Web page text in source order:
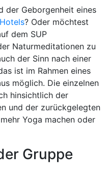
der Geborgenheit eines
? Oder möchtest
dem SUP
Naturmeditationen zu
der Sinn nach einer
ist im Rahmen eines
möglich. Die einzelnen
hinsichtlich der
und der zurückgelegten
Yoga machen oder
Gruppe